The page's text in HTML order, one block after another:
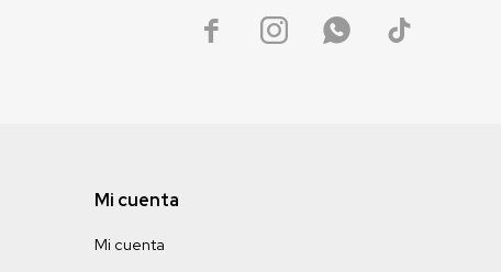
   
Mi cuenta
Mi cuenta